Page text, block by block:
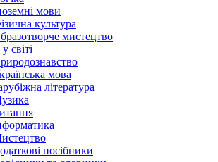
мови
культура
мистецтво
світі
мова
література
посібники